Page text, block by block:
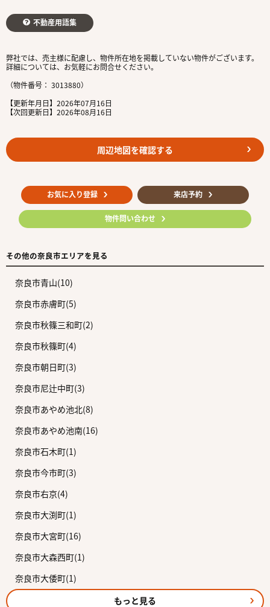
不動産用語集
弊社では、売主様に配慮し、物件所在地を掲載していない物件がございます。
詳細については、お気軽にお問合せください。
（物件番号： 3013880）
【更新年月日】2026年07月16日
【次回更新日】2026年08月16日
周辺地図を確認する
お気に入り登録 来店予約
物件問い合わせ
その他の奈良市エリアを見る
奈良市青山(10)
奈良市赤膚町(5)
奈良市秋篠三和町(2)
奈良市秋篠町(4)
奈良市朝日町(3)
奈良市尼辻中町(3)
奈良市あやめ池北(8)
奈良市あやめ池南(16)
奈良市石木町(1)
奈良市今市町(3)
奈良市右京(4)
奈良市大渕町(1)
奈良市大宮町(16)
奈良市大森西町(1)
奈良市大倭町(1)
もっと見る